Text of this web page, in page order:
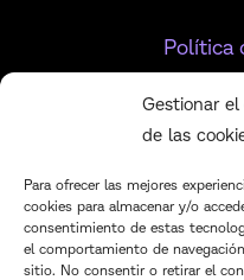
Gestionar
de las
Para ofrecer las mejores
cookies para almacenar y/o
consentimiento de estas
el comportamiento de
sitio. No consentir o retirar el
Política
BUN BAKERY